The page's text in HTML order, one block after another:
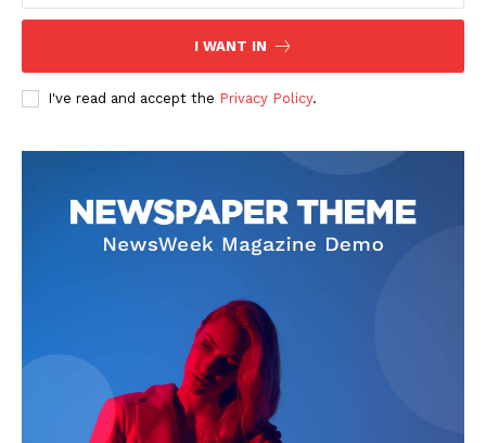
I WANT IN
I've read and accept the Privacy Policy.